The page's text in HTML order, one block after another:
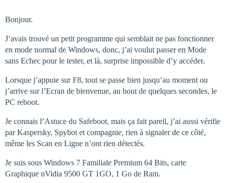
Bonjour.
J’avais trouvé un petit programme qui semblait ne pas fonctionner
en mode normal de Windows, donc, j’ai voulut passer en Mode
sans Echec pour le tester, et là, surprise impossible d’y accéder.
Lorsque j’appuie sur F8, tout se passe bien jusqu’au moment ou
j’arrive sur l’Ecran de bienvenue, au bout de quelques secondes, le
PC reboot.
Je connais l’Astuce du Safeboot, mais ça fait pareil, j’ai aussi vérifie
par Kaspersky, Spybot et compagnie, rien à signaler de ce côté,
même les Scan en Ligne n’ont rien détectés.
Je suis sous Windows 7 Familiale Premium 64 Bits, carte
Graphique nVidia 9500 GT 1GO, 1 Go de Ram.